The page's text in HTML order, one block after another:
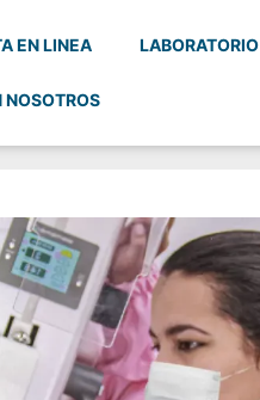
EN LINEA LABORATORIO